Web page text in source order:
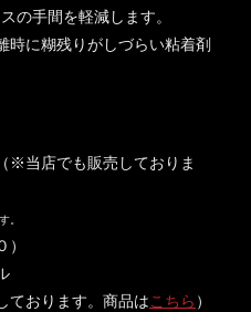
の手間を軽減します。
時に糊残りがしづらい粘着剤
※当店でも販売しておりま
。
ております。商品はこちら ）